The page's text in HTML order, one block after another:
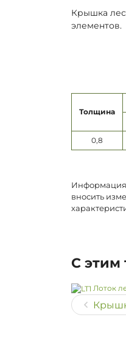
Крышка
элементов.
Толщина
0,8
Информация
вносить
С этим
Лоток